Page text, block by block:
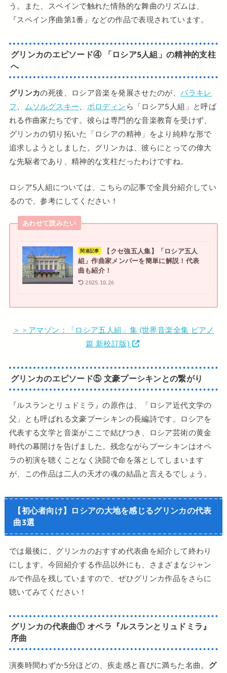
う。また、スペインで触れた情熱的な舞曲のリズムは、
『スペイン序曲第1番』などの作品で表現されています。
グリンカのエピソード④ 「ロシア5人組」の精神的支柱
へ
グリンカの死後、ロシア音楽を発展させたのが、バラキレ
フ、 ムソルグスキー、 ボロディンら「ロシア5人組」と呼ば
れる作曲家たちです。彼らは専門的な音楽教育を受けず、
グリンカの切り拓いた「ロシアの精神」をより純粋な形で
追求しようとしました。グリンカは、彼らにとっての偉大
な先駆者であり、精神的な支柱だったわけですね。
ロシア5人組については、こちらの記事で全員分紹介してい
るので、参考にしてください！
あわせて読みたい
関連記事
【クセ強五人集】「ロシア五人
組」作曲家メンバーを簡単に解説！代表
曲も紹介！
2025.10.26
＞＞アマゾン：「ロシア五人組」集 (世界音楽全集 ピアノ
篇 新校訂版)
グリンカのエピソード⑤ 文豪プーシキンとの繋がり
『ルスランとリュドミラ』の原作は、「ロシア近代文学の
父」とも呼ばれる文豪プーシキンの長編詩です。ロシアを
代表する文学と音楽がここで結びつき、ロシア芸術の黄金
時代の幕開けを告げました。残念ながらプーシキンはオペ
ラの初演を聴くことなく決闘で命を落としてしまいます
が、この作品は二人の天才の魂の結晶と言えるでしょう。
【初心者向け】ロシアの大地を感じるグリンカの代表
曲3選
では最後に、グリンカのおすすめ代表曲を紹介して終わり
にします。今回紹介する作品以外にも、さまざまなジャン
ルで作品を残していますので、ぜひグリンカ作品をさらに
聴いてみてください！
グリンカの代表曲① オペラ『ルスランとリュドミラ』
序曲
演奏時間わずか5分ほどの、疾走感と喜びに満ちた名曲。 グ